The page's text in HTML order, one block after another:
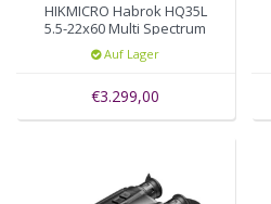
HIKMICRO Habrok HQ35L
5.5-22x60 Multi Spectrum
Binocular
Auf Lager
€3.299,00